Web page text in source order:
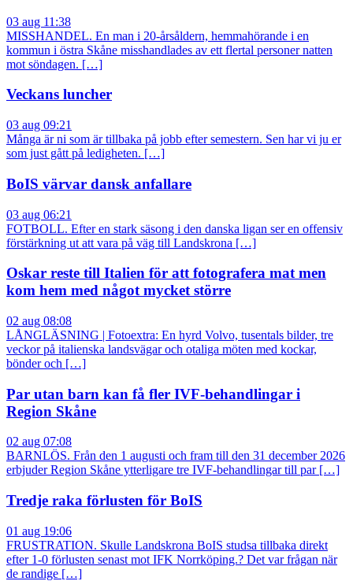
03 aug 11:38
MISSHANDEL. En man i 20-årsåldern, hemmahörande i en
kommun i östra Skåne misshandlades av ett flertal personer natten
mot söndagen. […]
Veckans luncher
03 aug 09:21
Många är ni som är tillbaka på jobb efter semestern. Sen har vi ju er
som just gått på ledigheten. […]
BoIS värvar dansk anfallare
03 aug 06:21
FOTBOLL. Efter en stark säsong i den danska ligan ser en offensiv
förstärkning ut att vara på väg till Landskrona […]
Oskar reste till Italien för att fotografera mat men
kom hem med något mycket större
02 aug 08:08
LÅNGLÄSNING | Fotoextra: En hyrd Volvo, tusentals bilder, tre
veckor på italienska landsvägar och otaliga möten med kockar,
bönder och […]
Par utan barn kan få fler IVF-behandlingar i
Region Skåne
02 aug 07:08
BARNLÖS. Från den 1 augusti och fram till den 31 december 2026
erbjuder Region Skåne ytterligare tre IVF-behandlingar till par […]
Tredje raka förlusten för BoIS
01 aug 19:06
FRUSTRATION. Skulle Landskrona BoIS studsa tillbaka direkt
efter 1-0 förlusten senast mot IFK Norrköping.? Det var frågan när
de randige […]